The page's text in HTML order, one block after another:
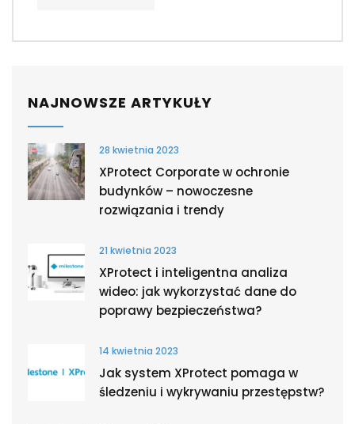
NAJNOWSZE ARTYKUŁY
28 kwietnia 2023
XProtect Corporate w ochronie
budynków – nowoczesne
rozwiązania i trendy
21 kwietnia 2023
XProtect i inteligentna analiza
wideo: jak wykorzystać dane do
poprawy bezpieczeństwa?
14 kwietnia 2023
Jak system XProtect pomaga w
śledzeniu i wykrywaniu przestępstw?